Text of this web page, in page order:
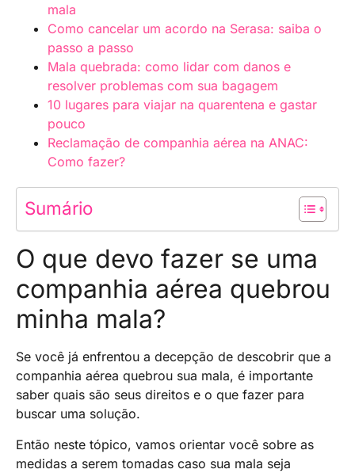
mala
Como cancelar um acordo na Serasa: saiba o
passo a passo
Mala quebrada: como lidar com danos e
resolver problemas com sua bagagem
10 lugares para viajar na quarentena e gastar
pouco
Reclamação de companhia aérea na ANAC:
Como fazer?
Sumário
O que devo fazer se uma
companhia aérea quebrou
minha mala?
Se você já enfrentou a decepção de descobrir que a
companhia aérea quebrou sua mala, é importante
saber quais são seus direitos e o que fazer para
buscar uma solução.
Então neste tópico, vamos orientar você sobre as
medidas a serem tomadas caso sua mala seja